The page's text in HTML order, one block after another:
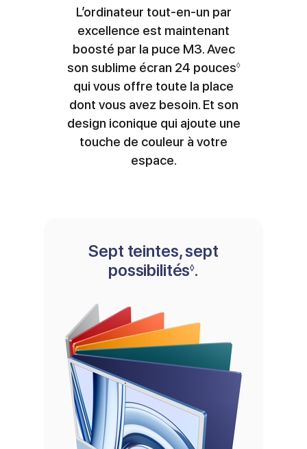
L’ordinateur tout‑en‑un par
excellence est maintenant
boosté par la puce M3. Avec
son sublime écran 24 pouces◊Renvoi
qui vous offre toute la place
dont vous avez besoin. Et son
design iconique qui ajoute une
touche de couleur à votre
espace.
Sept teintes, sept
possibilités◊Renvoi aux
.